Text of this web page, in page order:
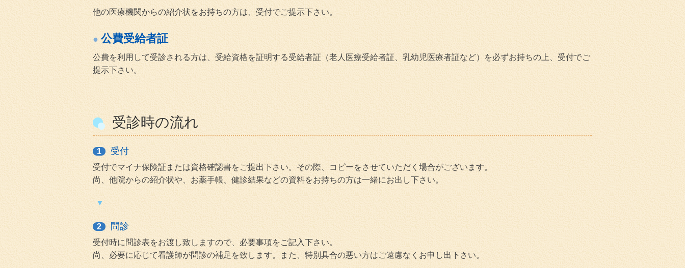
他の医療機関からの紹介状をお持ちの方は、受付でご提示下さい。
公費受給者証
公費を利用して受診される方は、受給資格を証明する受給者証（老人医療受給者証、乳幼児医療者証など）を必ずお持ちの上、受付でご
提示下さい。
受診時の流れ
1 受付
受付でマイナ保険証または資格確認書をご提出下さい。その際、コピーをさせていただく場合がございます。
尚、他院からの紹介状や、お薬手帳、健診結果などの資料をお持ちの方は一緒にお出し下さい。
2 問診
受付時に問診表をお渡し致しますので、必要事項をご記入下さい。
尚、必要に応じて看護師が問診の補足を致します。また、特別具合の悪い方はご遠慮なくお申し出下さい。